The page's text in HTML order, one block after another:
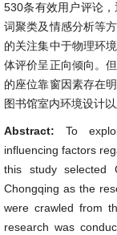
530条有效用户评论
词聚类及情感分析等
的关注集中于物理环
体评价呈正向倾向。
的座位靠窗因素存在
图书馆室内环境设计
Abstract:To
influencing factors
this study selected
Chongqing as the
were crawled from
research was